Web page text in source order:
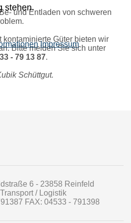
und/oder gefährliche
Kubikmeter) an
und Entladen von schweren
kontaminierte Güter bieten wir
Bitte melden Sie sich unter
- 79 13 87.
Schüttgut.
6 - 23858 Reinfeld
/ Logistik
FAX: 04533 - 791398
stehen.
Impressum